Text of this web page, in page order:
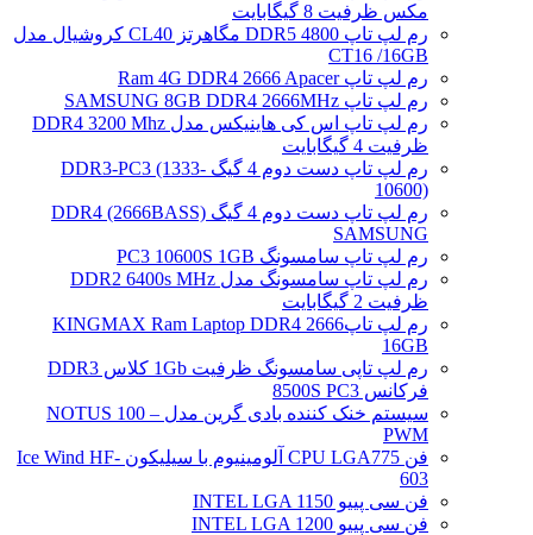
مکس ظرفیت 8 گیگابایت
رم لپ تاپ DDR5 4800 مگاهرتز CL40 کروشیال مدل
CT16 /16GB
رم لپ تاپ Ram 4G DDR4 2666 Apacer
رم لپ تاپ SAMSUNG 8GB DDR4 2666MHz
رم لپ تاپ اس کی هاینیکس مدل DDR4 3200 Mhz
ظرفیت 4 گیگابایت
رم لپ تاپ دست دوم 4 گیگ DDR3-PC3 (1333-
10600)
رم لپ تاپ دست دوم 4 گیگ DDR4 (2666BASS)
SAMSUNG
رم لپ تاپ سامسونگ PC3 10600S 1GB
رم لپ تاپ سامسونگ مدل DDR2 6400s MHz
ظرفیت 2 گیگابایت
رم لپ تاپ2666 KINGMAX Ram Laptop DDR4
16GB
رم لپ تاپی سامسونگ ظرفیت 1Gb کلاس DDR3
فرکانس 8500S PC3
سیستم خنک کننده بادی گرین مدل NOTUS 100 –
PWM
فن CPU LGA775 آلومینیوم با سیلیکون Ice Wind HF-
603
فن سی پییو INTEL LGA 1150
فن سی پییو INTEL LGA 1200